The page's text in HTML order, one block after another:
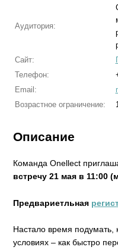
Аудитория:
Сайт:
Телефон:
Email:
Возрастное ограничение:
Описание
Команда Onellect
встречу 21 мая в 11:00
Предвариетльная
Настало время подумать,
условиях – как быстро